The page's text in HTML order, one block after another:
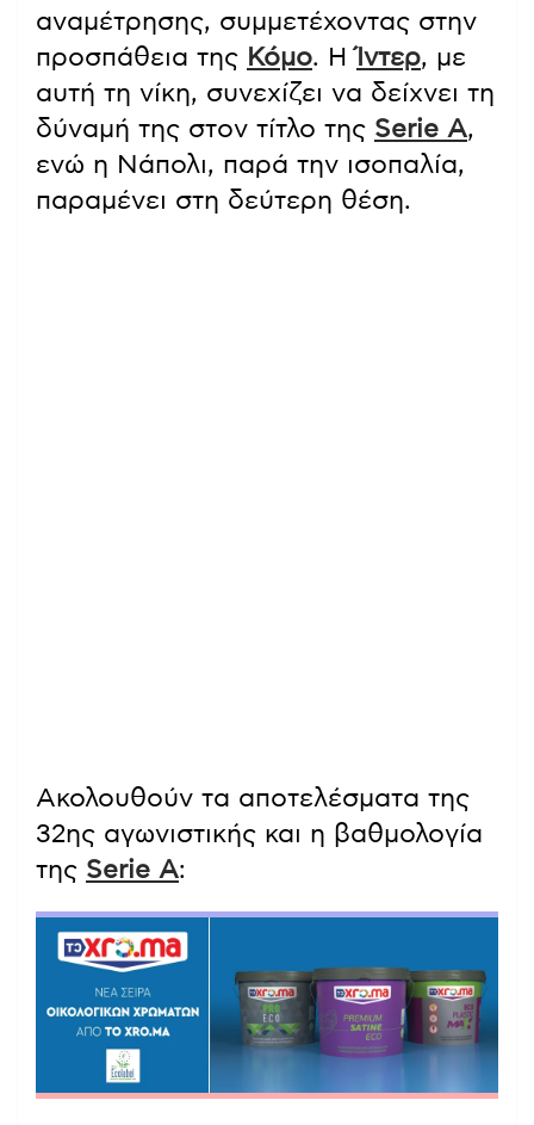
αναμέτρησης, συμμετέχοντας στην
προσπάθεια της Κόμο. ΗΊντερ, με
αυτή τη νίκη, συνεχίζει να δείχνει τη
δύναμή της στον τίτλο της Serie A,
ενώ η Νάπολι, παρά την ισοπαλία,
παραμένει στη δεύτερη θέση.
Ακολουθούν τα αποτελέσματα της
32ης αγωνιστικής και η βαθμολογία
της Serie A: